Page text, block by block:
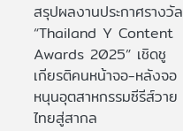
สรุปผลงานประกาศรางวัล
“Thailand Y Content
Awards 2025” เชิดชู
เกียรติคนหน้าจอ-หลังจอ
หนุนอุตสาหกรรมซีรีส์วาย
ไทยสู่สากล